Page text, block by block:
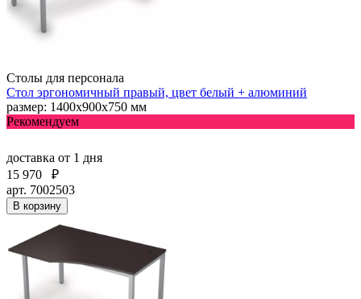
Столы для персонала
Стол эргономичный правый, цвет белый + алюминий
размер: 1400х900х750 мм
Рекомендуем
доставка от 1 дня
15 970
₽
арт. 7002503
В корзину